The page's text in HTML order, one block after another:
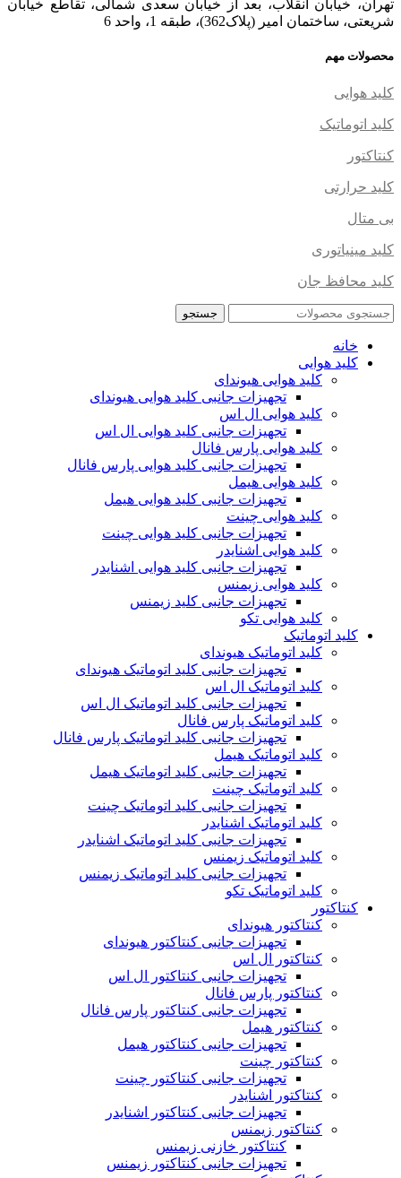
تهران، خیابان انقلاب، بعد از خیابان سعدی شمالی، تقاطع خیابان
شریعتی، ساختمان امیر (پلاک362)، طبقه 1، واحد 6
محصولات مهم
کلید هوایی
کلید اتوماتیک
کنتاکتور
کلید حرارتی
بی متال
کلید مینیاتوری
کلید محافظ جان
جستجو
خانه
کلید هوایی
کلید هوایی هیوندای
تجهیزات جانبی کلید هوایی هیوندای
کلید هوایی ال اس
تجهیزات جانبی کلید هوایی ال اس
کلید هوایی پارس فانال
تجهیزات جانبی کلید هوایی پارس فانال
کلید هوایی هیمل
تجهیزات جانبی کلید هوایی هیمل
کلید هوایی چینت
تجهیزات جانبی کلید هوایی چینت
کلید هوایی اشنایدر
تجهیزات جانبی کلید هوایی اشنایدر
کلید هوایی زیمنس
تجهیزات جانبی کلید زیمنس
کلید هوایی تکو
کلید اتوماتیک
کلید اتوماتیک هیوندای
تجهیزات جانبی کلید اتوماتیک هیوندای
کلید اتوماتیک ال اس
تجهیزات جانبی کلید اتوماتیک ال اس
کلید اتوماتیک پارس فانال
تجهیزات جانبی کلید اتوماتیک پارس فانال
کلید اتوماتیک هیمل
تجهیزات جانبی کلید اتوماتیک هیمل
کلید اتوماتیک چینت
تجهیزات جانبی کلید اتوماتیک چینت
کلید اتوماتیک اشنایدر
تجهیزات جانبی کلید اتوماتیک اشنایدر
کلید اتوماتیک زیمنس
تجهیزات جانبی کلید اتوماتیک زیمنس
کلید اتوماتیک تکو
کنتاکتور
کنتاکتور هیوندای
تجهیزات جانبی کنتاکتور هیوندای
کنتاکتور ال اس
تجهیزات جانبی کنتاکتور ال اس
کنتاکتور پارس فانال
تجهیزات جانبی کنتاکتور پارس فانال
کنتاکتور هیمل
تجهیزات جانبی کنتاکتور هیمل
کنتاکتور چینت
تجهیزات جانبی کنتاکتور چینت
کنتاکتور اشنایدر
تجهیزات جانبی کنتاکتور اشنایدر
کنتاکتور زیمنس
کنتاکتور خازنی زیمنس
تجهیزات جانبی کنتاکتور زیمنس